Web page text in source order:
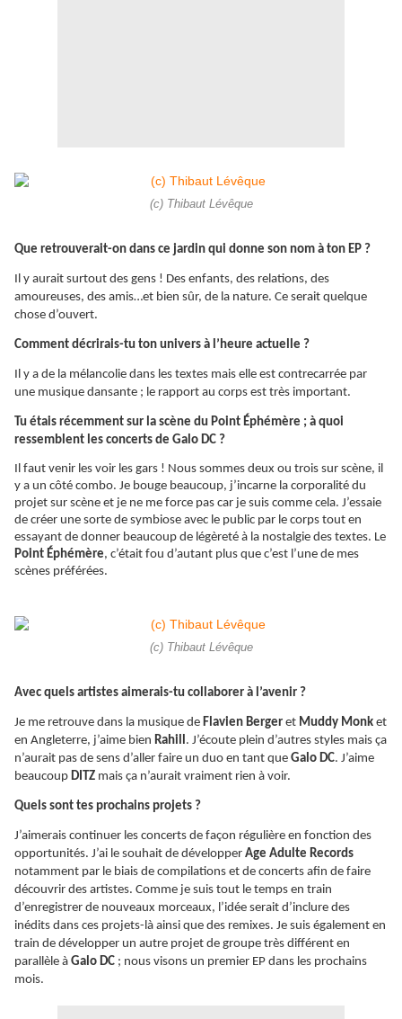
(c) Thibaut Lévêque
Que retrouverait-on dans ce jardin qui donne son nom à ton EP ?
Il y aurait surtout des gens ! Des enfants, des relations, des
amoureuses, des amis…et bien sûr, de la nature. Ce serait quelque
chose d’ouvert.
Comment décrirais-tu ton univers à l’heure actuelle ?
Il y a de la mélancolie dans les textes mais elle est contrecarrée par
une musique dansante ; le rapport au corps est très important.
Tu étais récemment sur la scène du Point Éphémère ; à quoi
ressemblent les concerts de Galo DC ?
Il faut venir les voir les gars ! Nous sommes deux ou trois sur scène, il
y a un côté combo. Je bouge beaucoup, j’incarne la corporalité du
projet sur scène et je ne me force pas car je suis comme cela. J’essaie
de créer une sorte de symbiose avec le public par le corps tout en
essayant de donner beaucoup de légèreté à la nostalgie des textes. Le
Point Éphémère, c’était fou d’autant plus que c’est l’une de mes
scènes préférées.
(c) Thibaut Lévêque
Avec quels artistes aimerais-tu collaborer à l’avenir ?
Je me retrouve dans la musique de Flavien Berger et Muddy Monk et
en Angleterre, j’aime bien Rahill. J’écoute plein d’autres styles mais ça
n’aurait pas de sens d’aller faire un duo en tant que Galo DC. J’aime
beaucoup DITZ mais ça n’aurait vraiment rien à voir.
Quels sont tes prochains projets ?
J’aimerais continuer les concerts de façon régulière en fonction des
opportunités. J’ai le souhait de développer Age Adulte Records
notamment par le biais de compilations et de concerts afin de faire
découvrir des artistes. Comme je suis tout le temps en train
d’enregistrer de nouveaux morceaux, l’idée serait d’inclure des
inédits dans ces projets-là ainsi que des remixes. Je suis également en
train de développer un autre projet de groupe très différent en
parallèle à Galo DC ; nous visons un premier EP dans les prochains
mois.